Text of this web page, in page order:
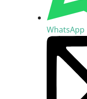
WhatsApp